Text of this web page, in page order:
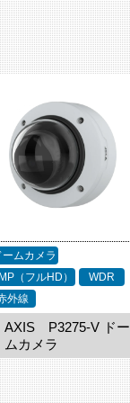
ームカメラ
（フルHD）
WDR
外線
AXIS P3275-V ドー
ムカメラ